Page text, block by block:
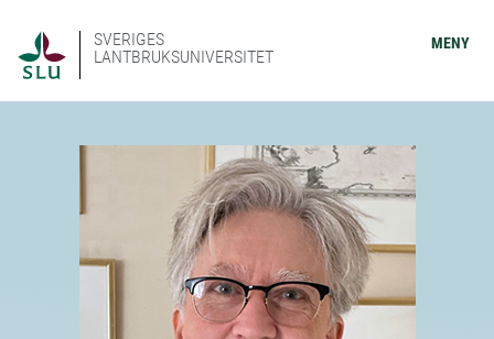
SVERIGES
LANTBRUKSUNIVERSITET
MENY